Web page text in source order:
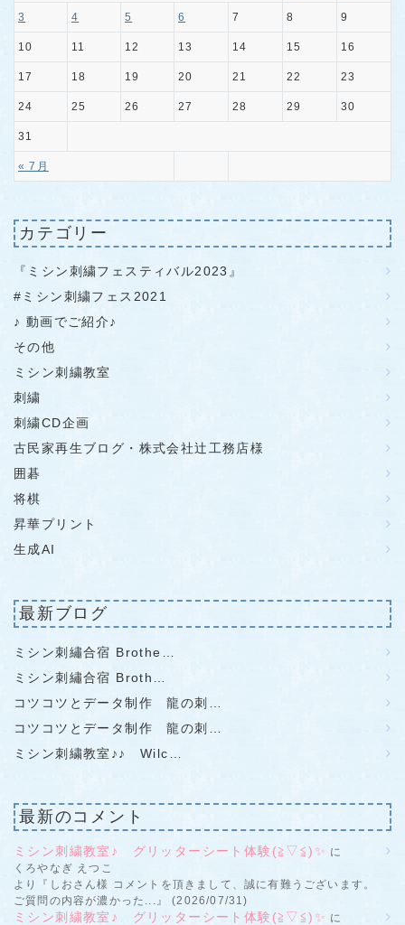
« 7月
3 4 5 6 7 8 9
10 11 12 13 14 15 16
17 18 19 20 21 22 23
24 25 26 27 28 29 30
31
カテゴリー
『ミシン刺繍フェスティバル2023』
#ミシン刺繍フェス2021
♪ 動画でご紹介♪
その他
ミシン刺繍教室
刺繍
刺繍CD企画
古民家再生ブログ・株式会社辻工務店様
囲碁
将棋
昇華プリント
生成AI
最新ブログ
ミシン刺繡合宿 Brothe…
ミシン刺繡合宿 Broth…
コツコツとデータ制作 龍の刺…
コツコツとデータ制作 龍の刺…
ミシン刺繍教室♪♪ Wilc…
最新のコメント
ミシン刺繍教室♪ グリッターシート体験(≧▽≦)✨ に
くろやなぎ えつこ
より『しおさん様 コメントを頂きまして、誠に有難うございます。
ご質問の内容が濃かった...』 (2026/07/31)
ミシン刺繍教室♪ グリッターシート体験(≧▽≦)✨ に